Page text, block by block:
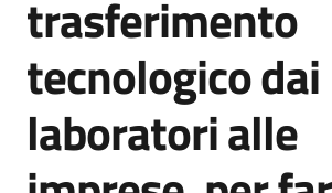
trasferimento
tecnologico dai
laboratori alle